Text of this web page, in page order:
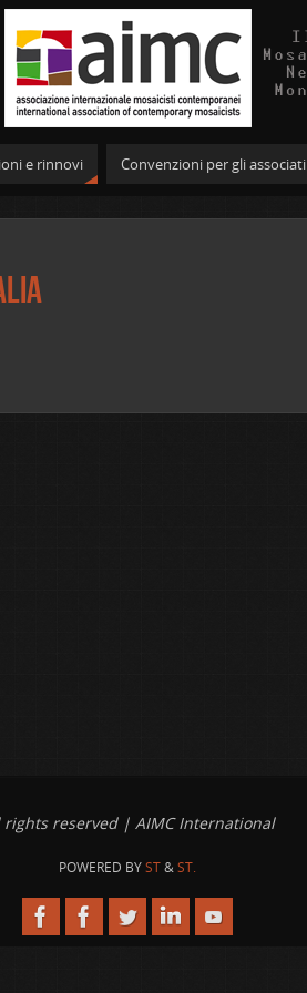
e rinnovi Convenzioni per gli associati
rights reserved | AIMC International
POWERED BYST&ST.